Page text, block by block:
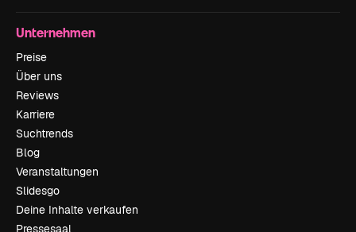
Unternehmen
Preise
Über uns
Reviews
Karriere
Suchtrends
Blog
Veranstaltungen
Slidesgo
Deine Inhalte verkaufen
Pressesaal